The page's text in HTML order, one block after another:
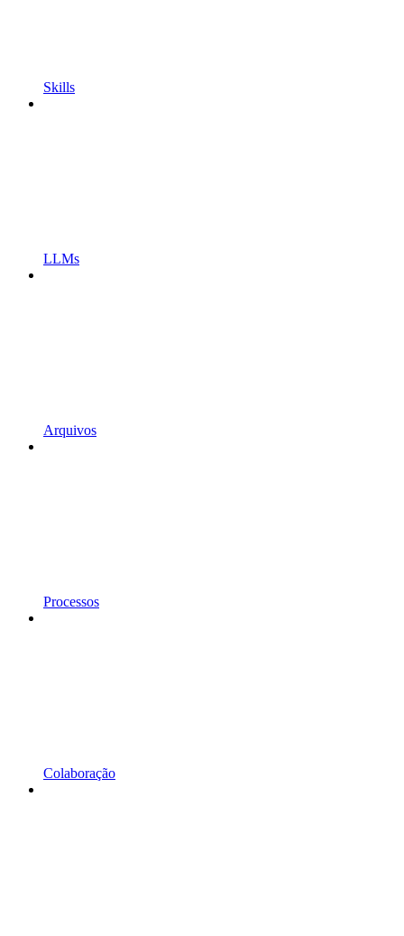
Skills
LLMs
Arquivos
Processos
Colaboração